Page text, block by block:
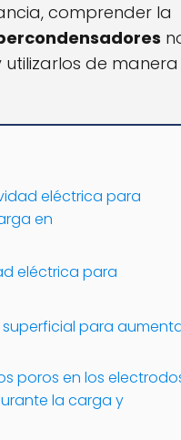
comprender la
de
eléctrica para
en
eléctrica para
para
poros en los
la carga y